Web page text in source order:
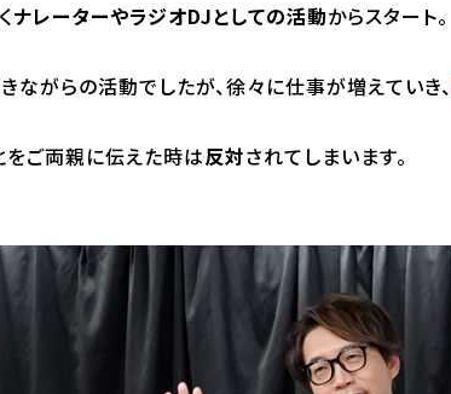
ナレーターやラジオDJとしての活動からスタート。
ながらの活動でしたが、徐々に仕事が増えていき、
をご両親に伝えた時は反対されてしまいます。